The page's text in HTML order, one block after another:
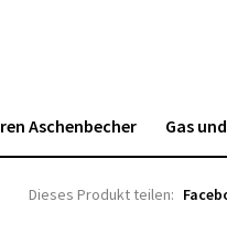
Aschenbecher Gas
Dieses Produkt teilen: